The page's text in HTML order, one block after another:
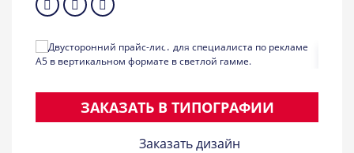
ЗАКАЗАТЬ В ТИПОГРАФИИ
Заказать дизайн